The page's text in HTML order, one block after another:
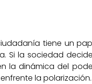
tiene un
Si la sociedad
la dinámica del
la polarización.